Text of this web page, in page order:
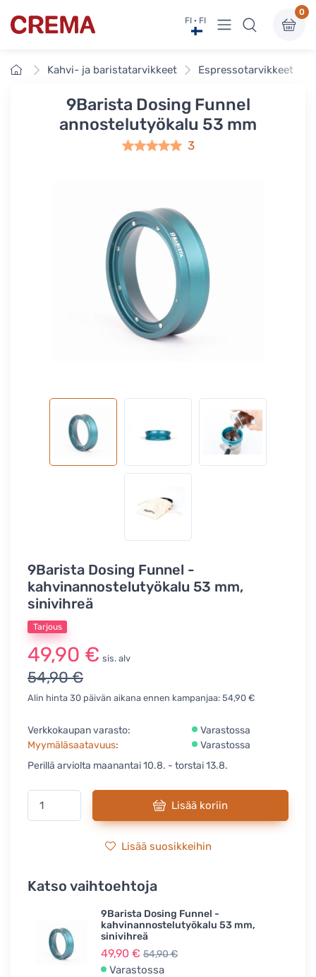
Crema FI · FI Näytä valikko
0
EtusivuKahvi- ja baristatarvikkeet Espressotarvikkeet
9Barista Dosing Funnel
annostelutyökalu 53 mm
3
9Barista Dosing Funnel -
kahvinannostelutyökalu 53 mm,
sinivihreä
Tarjous
49,90 € sis. alv
54,90 €
Alin hinta 30 päivän aikana ennen kampanjaa: 54,90 €
Verkkokaupan varasto:
Varastossa
Myymäläsaatavuus:
Varastossa
Perillä arviolta maanantai 10.8. - torstai 13.8.
Lisää koriin
Lisää suosikkeihin
Katso vaihtoehtoja
9Barista Dosing Funnel -
kahvinannostelutyökalu 53 mm,
sinivihreä
49,90 € 54,90 €
Varastossa